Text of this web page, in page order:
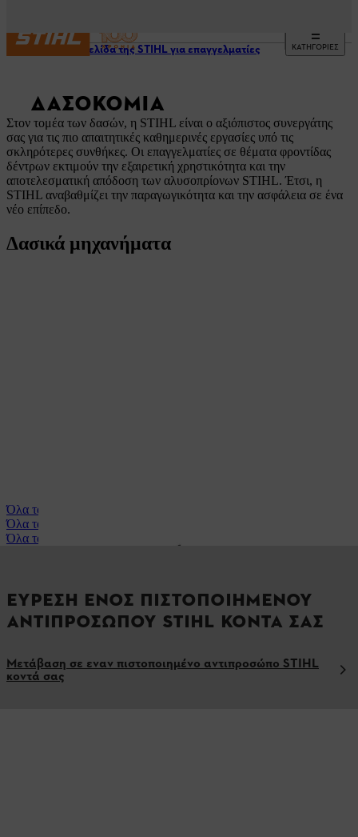
ΚΑΤΗΓΟΡΙΕΣ
Η ιστοσελίδα της STIHL για επαγγελματίες
ΔΑΣΟΚΟΜΊΑ
Στον τομέα των δασών, η STIHL είναι ο αξιόπιστος συνεργάτης
σας για τις πιο απαιτητικές καθημερινές εργασίες υπό τις
σκληρότερες συνθήκες. Οι επαγγελματίες σε θέματα φροντίδας
δέντρων εκτιμούν την εξαιρετική χρηστικότητα και την
αποτελεσματική απόδοση των αλυσοπρίονων STIHL. Έτσι, η
STIHL αναβαθμίζει την παραγωγικότητα και την ασφάλεια σε ένα
νέο επίπεδο.
Δασικά μηχανήματα
Όλα τα επαγγελματικά αλυσοπρίονα
Όλα τα επαγγελματικά χορτοκοπτικά
Όλα τα τηλεσκοπικά κονταροπρίονα
ΕΎΡΕΣΗ ΕΝΟΣ ΠΙΣΤΟΠΟΙΗΜΈΝΟΥ
ΑΝΤΙΠΡΟΣΏΠΟΥ STIHL ΚΟΝΤΆ ΣΑΣ
Μετάβαση σε εναν πιστοποιημένο αντιπροσώπο STIHL
κοντά σας